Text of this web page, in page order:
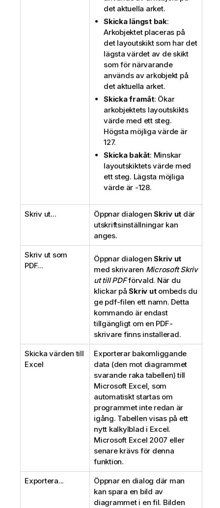
det aktuella arket.
Skicka längst bak:
Arkobjektet placeras på
det layoutskikt som har det
lägsta värdet av de skikt
som för närvarande
används av arkobjekt på
det aktuella arket.
Skicka framåt: Ökar
arkobjektets layoutskikts
värde med ett steg.
Högsta möjliga värde är
127.
Skicka bakåt: Minskar
layoutskiktets värde med
ett steg. Lägsta möjliga
värde är -128.
Skriv ut... Öppnar dialogen Skriv ut där
utskriftsinställningar kan
anges.
Skriv ut som
PDF...
Öppnar dialogen Skriv ut
med skrivaren Microsoft Skriv
ut till PDFförvald. När du
klickar påSkriv utombeds du
ge pdf-filen ett namn. Detta
kommando är endast
tillgängligt om en PDF-
skrivare finns installerad.
Skicka värden till
Excel
Exporterar bakomliggande
data (den mot diagrammet
svarande raka tabellen) till
Microsoft Excel, som
automatiskt startas om
programmet inte redan är
igång. Tabellen visas på ett
nytt kalkylblad i Excel.
Microsoft Excel 2007 eller
senare krävs för denna
funktion.
Exportera...
Öppnar en dialog där man
kan spara en bild av
diagrammet i en fil. Bilden